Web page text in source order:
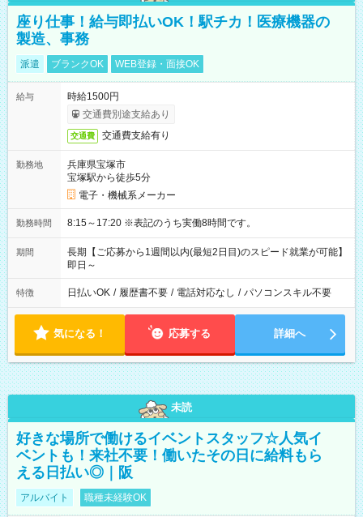
座り仕事！給与即払いOK！駅チカ！医療機器の
製造、事務
派遣 ブランクOK WEB登録・面接OK
給与
時給1500円
交通費別途支給あり
交通費 交通費支給有り
勤務地
兵庫県宝塚市
宝塚駅から徒歩5分
電子・機械系メーカー
勤務時間 8:15～17:20 ※表記のうち実働8時間です。
期間
長期【ご応募から1週間以内(最短2日目)のスピード就業が可能】
即日～
特徴 日払いOK / 履歴書不要 / 電話対応なし / パソコンスキル不要
気になる！ 応募する 詳細へ
未読
好きな場所で働けるイベントスタッフ☆人気イ
ベントも！来社不要！働いたその日に給料もら
える日払い◎｜阪
アルバイト 職種未経験OK